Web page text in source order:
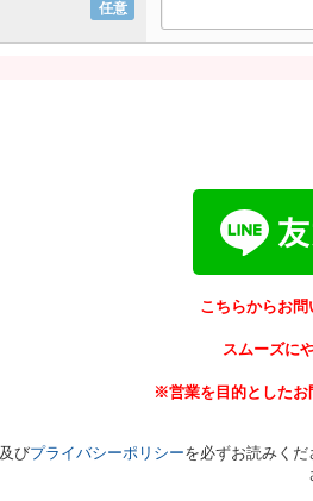
任意
こちらからお問
スムーズに
※営業を目的とした
及びプライバシーポリシーを必ずお読みく